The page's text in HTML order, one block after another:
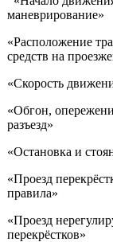
маневрирование»
«Расположение
средств на
«Скорость
«Обгон,
разъезд»
«Остановка и
«Проезд
правила»
«Проезд
перекрёстков»